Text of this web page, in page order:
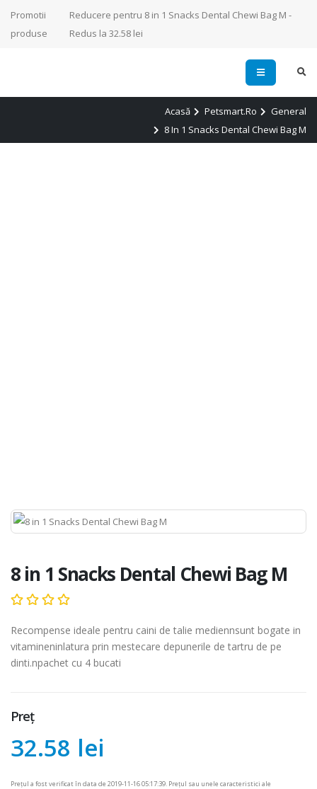
Promotii
produse
Reducere pentru 8 in 1 Snacks Dental Chewi Bag M -
Redus la 32.58 lei
Acasă Petsmart.ro
General
8 In 1 Snacks Dental Chewi Bag M
8 in 1 Snacks Dental Chewi Bag M
Recompense ideale pentru caini de talie mediennsunt bogate in
vitamineninlatura prin mestecare depunerile de tartru de pe
dinti.npachet cu 4 bucati
Preț
32.58 lei
Prețul a fost verificat în data de 2019-11-16 05:17:39. Prețul sau unele caracteristici ale